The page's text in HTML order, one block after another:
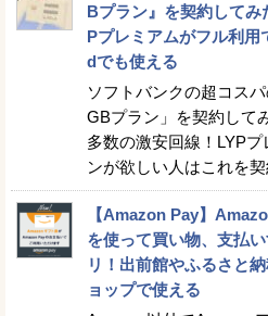
Bプラン』を契約して
Pプレミアムがフル利
dでも使える
ソフトバンクの超コス
GBプラン」を契約して
多数の激安回線！LYP
ンが欲しい人はこれを
【Amazon Pay】
を使って買い物、支払
リ！出前館やふるさと
ョップで使える